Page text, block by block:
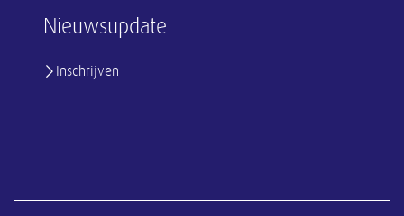
Nieuwsupdate
Inschrijven